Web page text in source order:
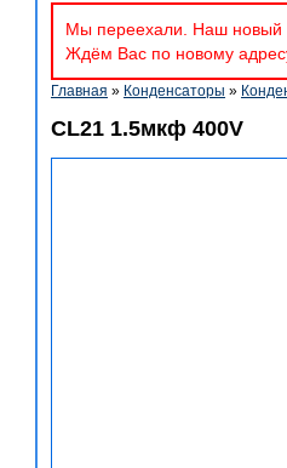
Мы переехали. Наш новый
Ждём Вас по новому
Главная » Конденсаторы »
CL21 1.5мкф 400V